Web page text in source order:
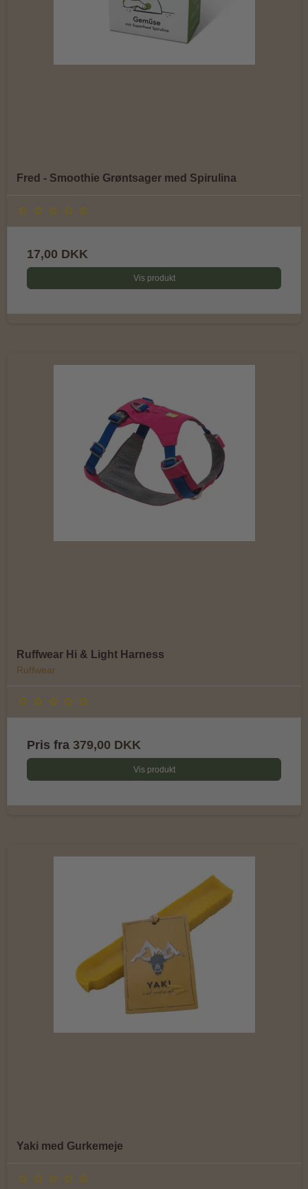
Fred - Smoothie Grøntsager med Spirulina
17,00 DKK
Vis produkt
Ruffwear Hi & Light Harness
Ruffwear
Pris fra 379,00 DKK
Vis produkt
Yaki med Gurkemeje